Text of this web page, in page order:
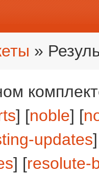
»
] [noble] [
updates
] [resolute-